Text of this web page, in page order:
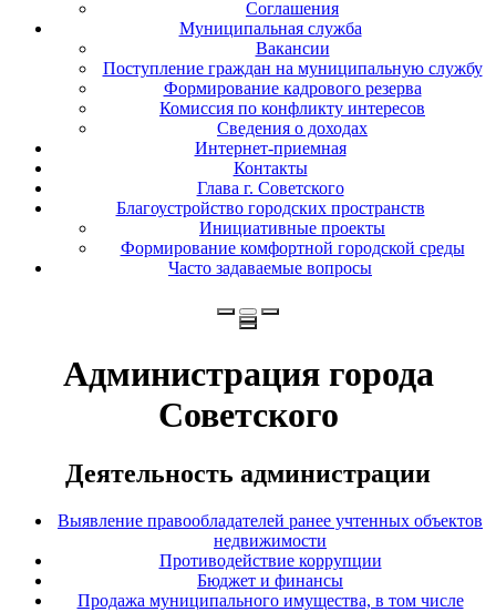
Соглашения
Муниципальная служба
Вакансии
Поступление граждан на муниципальную службу
Формирование кадрового резерва
Комиссия по конфликту интересов
Сведения о доходах
Интернет-приемная
Контакты
Глава г. Советского
Благоустройство городских пространств
Инициативные проекты
Формирование комфортной городской среды
Часто задаваемые вопросы
Администрация города
Советского
Деятельность администрации
Выявление правообладателей ранее учтенных объектов
недвижимости
Противодействие коррупции
Бюджет и финансы
Продажа муниципального имущества, в том числе